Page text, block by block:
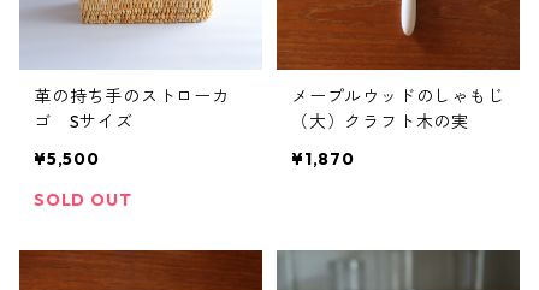
革の持ち手のストローカ
ゴ Sサイズ
¥5,500
SOLD OUT
メープルウッドのしゃもじ
（大）クラフト木の実
¥1,870